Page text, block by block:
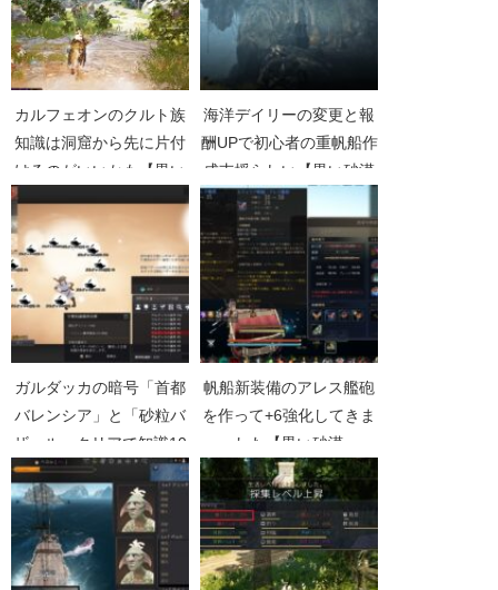
カルフェオンのクルト族
知識は洞窟から先に片付
けるのがいいかも【黒い
海洋デイリーの変更と報
酬UPで初心者の重帆船作
成支援らしい【黒い砂漠
Part4578】
ガルダッカの暗号「首都
バレンシア」と「砂粒バ
ザール」クリアで知識10
種コンプリートしました
【黒い砂漠Part3629】
帆船新装備のアレス艦砲
を作って+6強化してきま
した【黒い砂漠
Part1975】